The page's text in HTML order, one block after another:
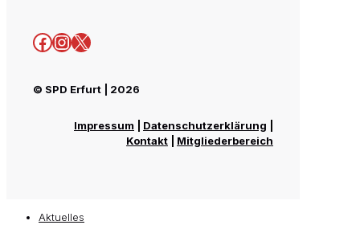
Facebook
Instagram
X
© SPD Erfurt | 2026
Impressum Datenschutzerklärung
Kontakt
Mitgliederbereich
Aktuelles